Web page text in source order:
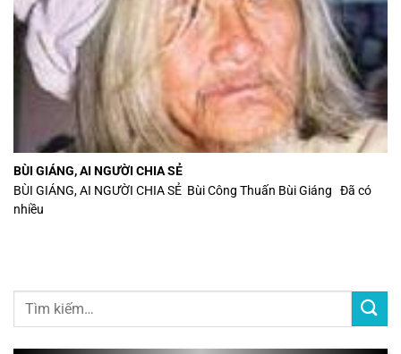
BÙI GIÁNG, AI NGƯỜI CHIA SẺ
BÙI GIÁNG, AI NGƯỜI CHIA SẺ Bùi Công Thuấn Bùi Giáng Đã có
nhiều